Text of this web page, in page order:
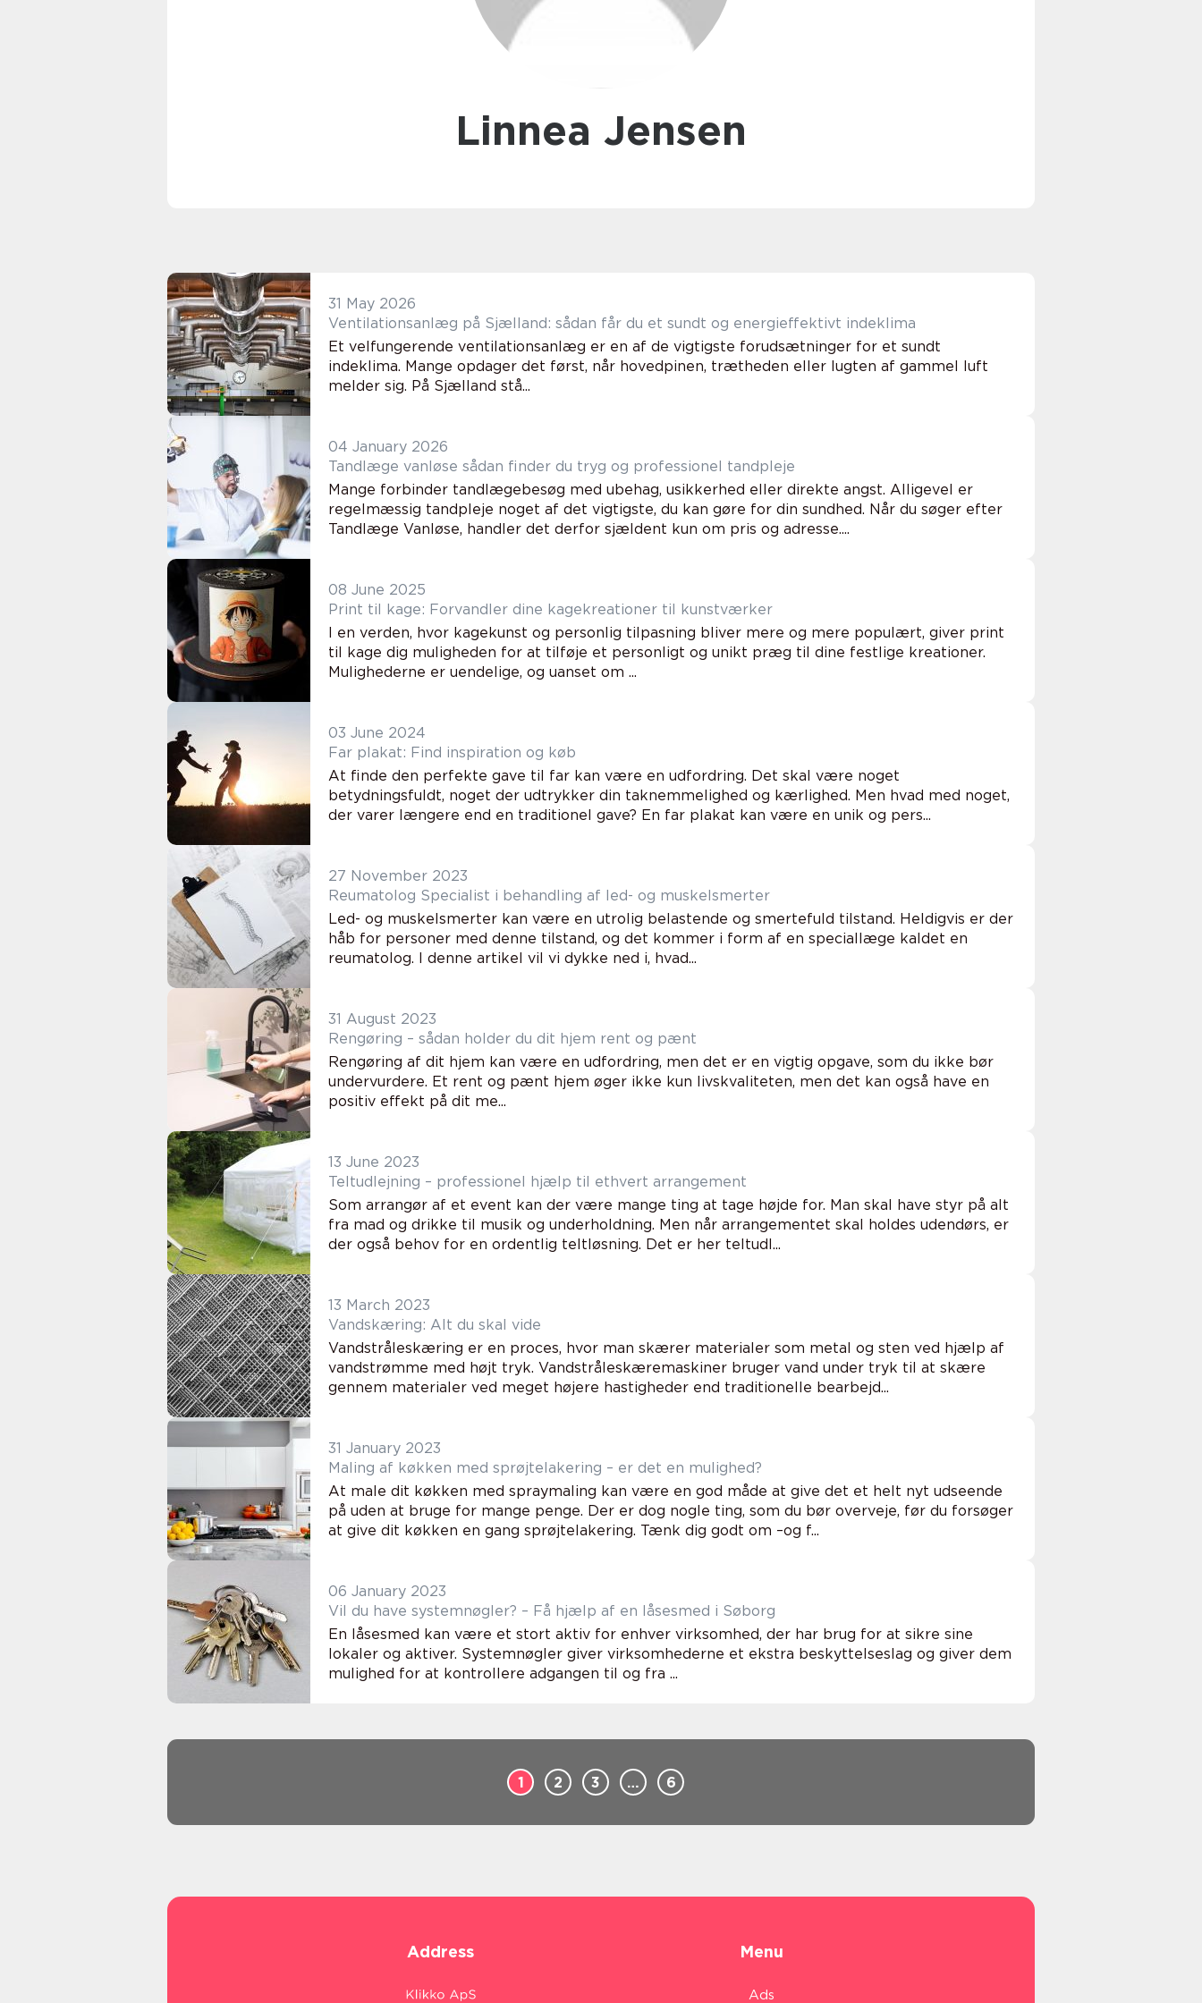
Linnea Jensen
31 May 2026
Ventilationsanlæg på Sjælland: sådan får du et sundt og energieffektivt indeklima
Et velfungerende ventilationsanlæg er en af de vigtigste forudsætninger for et sundt
indeklima. Mange opdager det først, når hovedpinen, trætheden eller lugten af gammel luft
melder sig. På Sjælland stå...
04 January 2026
Tandlæge vanløse sådan finder du tryg og professionel tandpleje
Mange forbinder tandlægebesøg med ubehag, usikkerhed eller direkte angst. Alligevel er
regelmæssig tandpleje noget af det vigtigste, du kan gøre for din sundhed. Når du søger efter
Tandlæge Vanløse, handler det derfor sjældent kun om pris og adresse....
08 June 2025
Print til kage: Forvandler dine kagekreationer til kunstværker
I en verden, hvor kagekunst og personlig tilpasning bliver mere og mere populært, giver print
til kage dig muligheden for at tilføje et personligt og unikt præg til dine festlige kreationer.
Mulighederne er uendelige, og uanset om ...
03 June 2024
Far plakat: Find inspiration og køb
At finde den perfekte gave til far kan være en udfordring. Det skal være noget
betydningsfuldt, noget der udtrykker din taknemmelighed og kærlighed. Men hvad med noget,
der varer længere end en traditionel gave? En far plakat kan være en unik og pers...
27 November 2023
Reumatolog Specialist i behandling af led- og muskelsmerter
Led- og muskelsmerter kan være en utrolig belastende og smertefuld tilstand. Heldigvis er der
håb for personer med denne tilstand, og det kommer i form af en speciallæge kaldet en
reumatolog. I denne artikel vil vi dykke ned i, hvad...
31 August 2023
Rengøring – sådan holder du dit hjem rent og pænt
Rengøring af dit hjem kan være en udfordring, men det er en vigtig opgave, som du ikke bør
undervurdere. Et rent og pænt hjem øger ikke kun livskvaliteten, men det kan også have en
positiv effekt på dit me...
13 June 2023
Teltudlejning – professionel hjælp til ethvert arrangement
Som arrangør af et event kan der være mange ting at tage højde for. Man skal have styr på alt
fra mad og drikke til musik og underholdning. Men når arrangementet skal holdes udendørs, er
der også behov for en ordentlig teltløsning. Det er her teltudl...
13 March 2023
Vandskæring: Alt du skal vide
Vandstråleskæring er en proces, hvor man skærer materialer som metal og sten ved hjælp af
vandstrømme med højt tryk. Vandstråleskæremaskiner bruger vand under tryk til at skære
gennem materialer ved meget højere hastigheder end traditionelle bearbejd...
31 January 2023
Maling af køkken med sprøjtelakering – er det en mulighed?
At male dit køkken med spraymaling kan være en god måde at give det et helt nyt udseende
på uden at bruge for mange penge. Der er dog nogle ting, som du bør overveje, før du forsøger
at give dit køkken en gang sprøjtelakering. Tænk dig godt om –og f...
06 January 2023
Vil du have systemnøgler? – Få hjælp af en låsesmed i Søborg
En låsesmed kan være et stort aktiv for enhver virksomhed, der har brug for at sikre sine
lokaler og aktiver. Systemnøgler giver virksomhederne et ekstra beskyttelseslag og giver dem
mulighed for at kontrollere adgangen til og fra ...
1 2 3 … 6
Address Menu
Ads